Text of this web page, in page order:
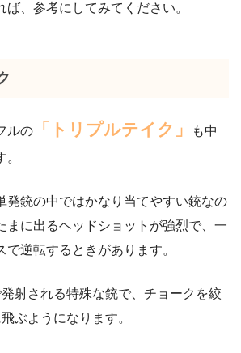
ば、参考にしてみてください。
ルの 「トリプルテイク」
も中
発銃の中ではかなり当てやすい銃なの
まに出るヘッドショットが強烈で、一
逆転するときがあります。
射される特殊な銃で、チョークを絞
ぶようになります。